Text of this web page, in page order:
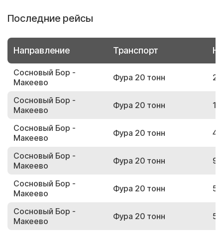
Последние рейсы
Направление Транспорт
Сосновый Бор -
Макеево
Фура 20 тонн
Сосновый Бор -
Макеево
Фура 20 тонн
Сосновый Бор -
Макеево
Фура 20 тонн
Сосновый Бор -
Макеево
Фура 20 тонн
Сосновый Бор -
Макеево
Фура 20 тонн
Сосновый Бор -
Макеево
Фура 20 тонн